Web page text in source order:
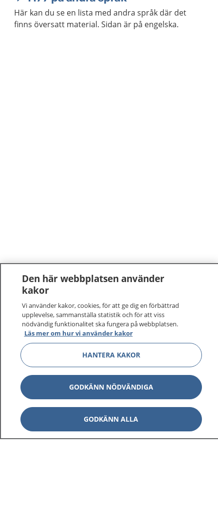
Här kan du se en lista med andra språk där det
finns översatt material. Sidan är på engelska.
1177–tryggt om din hälsa och vård
På 1177.se får du råd om hälsa och information om
sjukdomar och vilka mottagningar du kan kontakta.
Logga in för att läsa din journal och göra dina
vårdärenden. Ring telefonnummer 1177 för
sjukvårdsrådgivning dygnet runt.
Den här webbplatsen använder
kakor
Vi använder kakor, cookies, för att ge dig en förbättrad
upplevelse, sammanställa statistik och för att viss
nödvändig funktionalitet ska fungera på webbplatsen.
Läs mer om hur vi använder kakor
HANTERA KAKOR
GODKÄNN NÖDVÄNDIGA
GODKÄNN ALLA